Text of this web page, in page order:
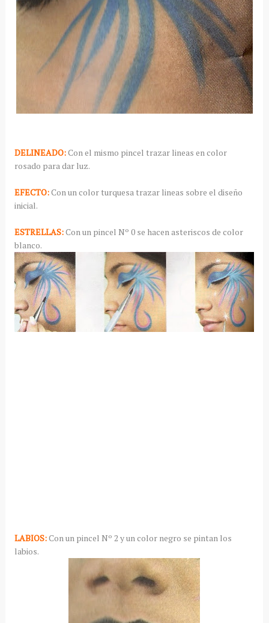
DELINEADO:Con el mismo pincel trazar lineas en color
rosado para dar luz.
EFECTO:Con un color turquesa trazar lineas sobre el diseño
inicial.
ESTRELLAS:Con un pincel Nº 0 se hacen asteriscos de color
blanco.
LABIOS:Con un pincel Nº 2 y un color negro se pintan los
labios.